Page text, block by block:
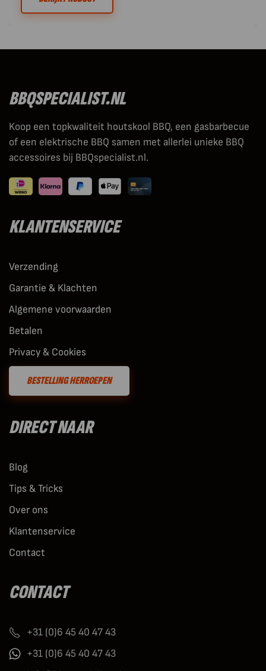
BBQSPECIALIST.NL
Koop een topkwaliteit houtskool BBQ, een gasbarbecue
of een elektrische BBQ samen met allerlei unieke BBQ
accessoires bij BBQspecialist.nl.
KLANTENSERVICE
Verzending
Garantie & Klachten
Algemene voorwaarden
Betalen
Privacy & Cookies
BESTELLING HERROEPEN
DIRECT NAAR
Blog
Tips & Tricks
Over ons
Klantenservice
Contact
CONTACT
+31 (0)6 45 40 47 43
+31 (0)6 45 40 47 43